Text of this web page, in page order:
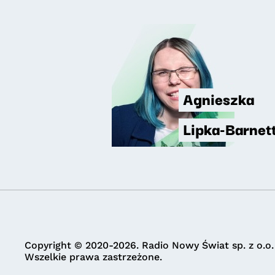
Agnieszka
Lipka-
Copyright © 2020-2026. Radio Nowy Świat sp. z o.o.
Wszelkie prawa zastrzeżone.